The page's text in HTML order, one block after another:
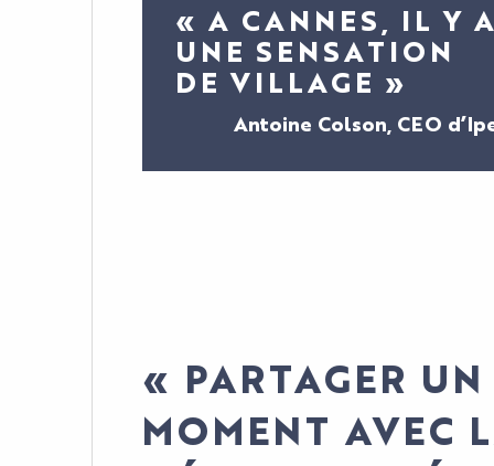
« A CANNES, IL Y
UNE SENSATION
DE VILLAGE »
Antoine Colson, CEO
« PARTAGER UN
MOMENT AVEC